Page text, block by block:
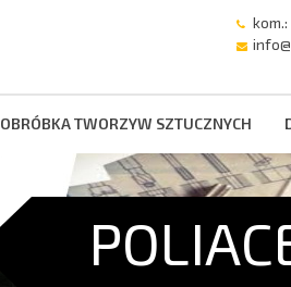
OBRÓBKA TWORZYW SZTUCZNYCH